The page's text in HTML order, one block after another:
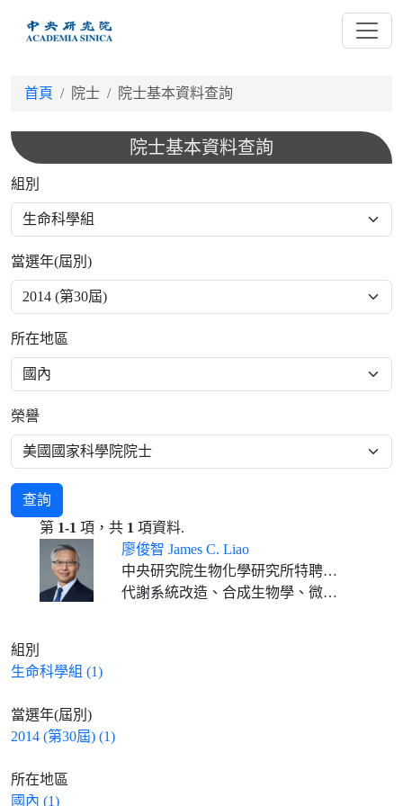
首頁 院士 院士基本資料查詢
院士基本資料查詢
組別
當選年(屆別)
所在地區
榮譽
查詢
第 1-1 項，共 1 項資料.
廖俊智 James C. Liao
中央研究院生物化學研究所特聘研究員
代謝系統改造、合成生物學、微生物合成燃料、生物工程
組別
生命科學組 (1)
當選年(屆別)
2014 (第30屆) (1)
所在地區
國內 (1)